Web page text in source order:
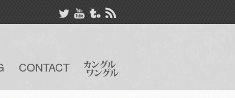
CONTACT